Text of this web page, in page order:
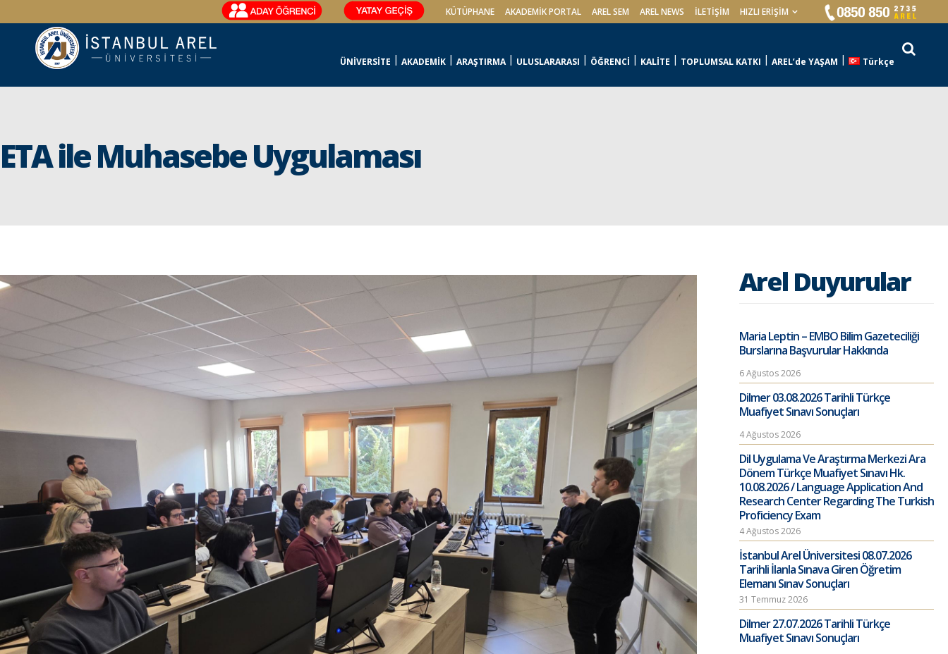
KÜTÜPHANE AKADEMİK PORTAL AREL SEM AREL NEWS İLETIŞIM HIZLI ERİŞİM
ÜNİVERSİTE AKADEMİK ARAŞTIRMA ULUSLARARASI ÖĞRENCİ KALİTE TOPLUMSAL KATKI AREL’de YAŞAM Türkçe
ETA ile Muhasebe Uygulaması
Arel Duyurular
Maria Leptin – EMBO Bilim Gazeteciliği
Burslarına Başvurular Hakkında
6 Ağustos 2026
Dilmer 03.08.2026 Tarihli Türkçe
Muafiyet Sınavı Sonuçları
4 Ağustos 2026
Dil Uygulama Ve Araştırma Merkezi Ara
Dönem Türkçe Muafiyet Sınavı Hk.
10.08.2026 / Language Application And
Research Center Regarding The Turkish
Proficiency Exam
4 Ağustos 2026
İstanbul Arel Üniversitesi 08.07.2026
Tarihli İlanla Sınava Giren Öğretim
Elemanı Sınav Sonuçları
31 Temmuz 2026
Dilmer 27.07.2026 Tarihli Türkçe
Muafiyet Sınavı Sonuçları